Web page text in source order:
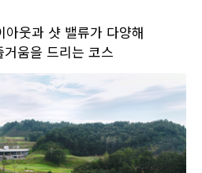
아웃과 샷 밸류가 다양해
거움을 드리는 코스